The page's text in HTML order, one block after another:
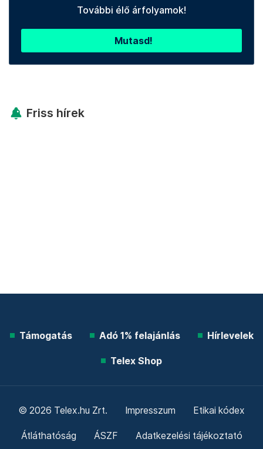
További élő árfolyamok!
Mutasd!
Friss hírek
Támogatás Adó 1% felajánlás Hírlevelek
Telex Shop
© 2026 Telex.hu Zrt. Impresszum Etikai kódex
Átláthatóság ÁSZF Adatkezelési tájékoztató